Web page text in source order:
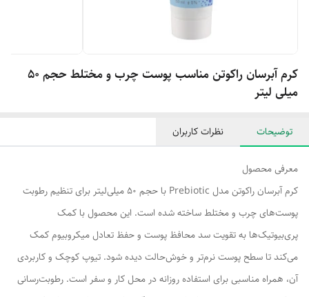
کرم آبرسان راکوتن مناسب پوست چرب و مختلط حجم 50
میلی لیتر
توضیحات نظرات کاربران
معرفی محصول
کرم آبرسان راکوتن مدل Prebiotic با حجم 50 میلی‌لیتر برای تنظیم رطوبت
پوست‌های چرب و مختلط ساخته شده است. این محصول با کمک
پری‌بیوتیک‌ها به تقویت سد محافظ پوست و حفظ تعادل میکروبیوم کمک
می‌کند تا سطح پوست نرم‌تر و خوش‌حالت دیده شود. تیوپ کوچک و کاربردی
آن، همراه مناسبی برای استفاده روزانه در محل کار و سفر است. رطوبت‌رسانی